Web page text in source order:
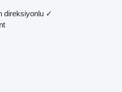
direksiyonlu ✓